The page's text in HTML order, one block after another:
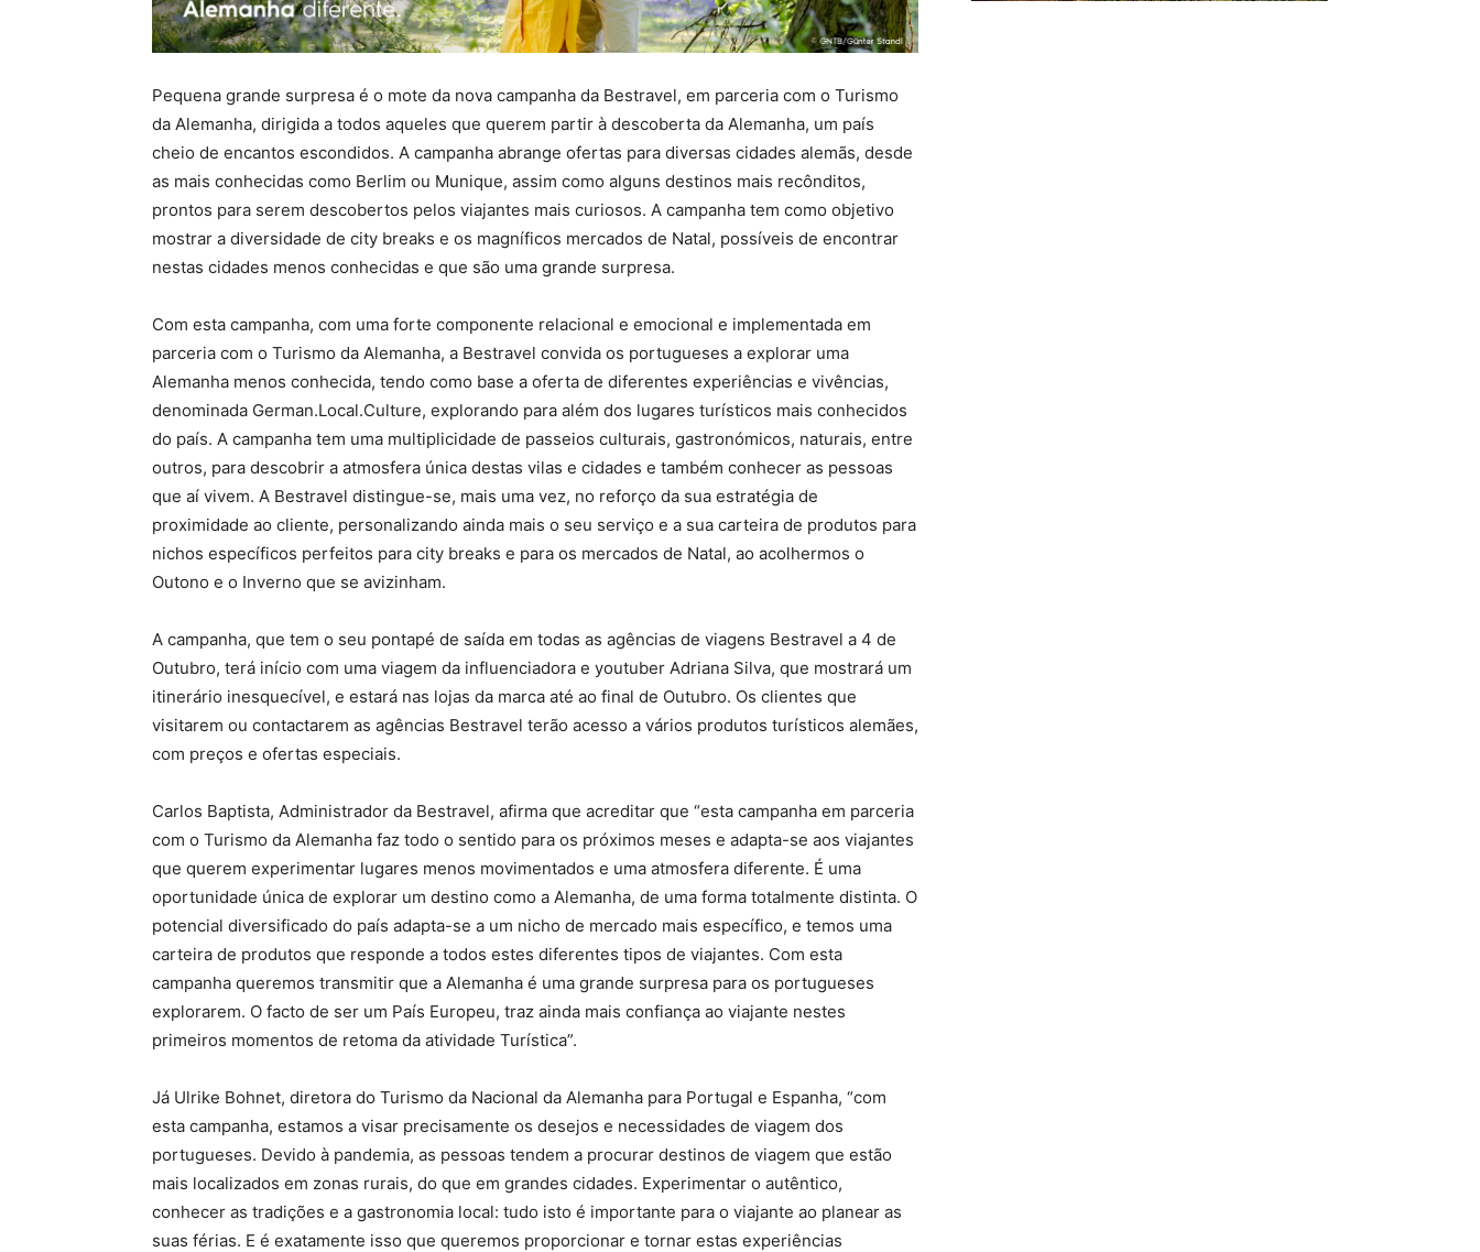
Pequena grande surpresa é o mote da nova campanha da Bestravel, em parceria com o Turismo
da Alemanha, dirigida a todos aqueles que querem partir à descoberta da Alemanha, um país
cheio de encantos escondidos. A campanha abrange ofertas para diversas cidades alemãs, desde
as mais conhecidas como Berlim ou Munique, assim como alguns destinos mais recônditos,
prontos para serem descobertos pelos viajantes mais curiosos. A campanha tem como objetivo
mostrar a diversidade de city breaks e os magníficos mercados de Natal, possíveis de encontrar
nestas cidades menos conhecidas e que são uma grande surpresa.
Com esta campanha, com uma forte componente relacional e emocional e implementada em
parceria com o Turismo da Alemanha, a Bestravel convida os portugueses a explorar uma
Alemanha menos conhecida, tendo como base a oferta de diferentes experiências e vivências,
denominada German.Local.Culture, explorando para além dos lugares turísticos mais conhecidos
do país. A campanha tem uma multiplicidade de passeios culturais, gastronómicos, naturais, entre
outros, para descobrir a atmosfera única destas vilas e cidades e também conhecer as pessoas
que aí vivem. A Bestravel distingue-se, mais uma vez, no reforço da sua estratégia de
proximidade ao cliente, personalizando ainda mais o seu serviço e a sua carteira de produtos para
nichos específicos perfeitos para city breaks e para os mercados de Natal, ao acolhermos o
Outono e o Inverno que se avizinham.
A campanha, que tem o seu pontapé de saída em todas as agências de viagens Bestravel a 4 de
Outubro, terá início com uma viagem da influenciadora e youtuber Adriana Silva, que mostrará um
itinerário inesquecível, e estará nas lojas da marca até ao final de Outubro. Os clientes que
visitarem ou contactarem as agências Bestravel terão acesso a vários produtos turísticos alemães,
com preços e ofertas especiais.
Carlos Baptista, Administrador da Bestravel, afirma que acreditar que “esta campanha em parceria
com o Turismo da Alemanha faz todo o sentido para os próximos meses e adapta-se aos viajantes
que querem experimentar lugares menos movimentados e uma atmosfera diferente. É uma
oportunidade única de explorar um destino como a Alemanha, de uma forma totalmente distinta. O
potencial diversificado do país adapta-se a um nicho de mercado mais específico, e temos uma
carteira de produtos que responde a todos estes diferentes tipos de viajantes. Com esta
campanha queremos transmitir que a Alemanha é uma grande surpresa para os portugueses
explorarem. O facto de ser um País Europeu, traz ainda mais confiança ao viajante nestes
primeiros momentos de retoma da atividade Turística”.
Já Ulrike Bohnet, diretora do Turismo da Nacional da Alemanha para Portugal e Espanha, “com
esta campanha, estamos a visar precisamente os desejos e necessidades de viagem dos
portugueses. Devido à pandemia, as pessoas tendem a procurar destinos de viagem que estão
mais localizados em zonas rurais, do que em grandes cidades. Experimentar o autêntico,
conhecer as tradições e a gastronomia local: tudo isto é importante para o viajante ao planear as
suas férias. E é exatamente isso que queremos proporcionar e tornar estas experiências